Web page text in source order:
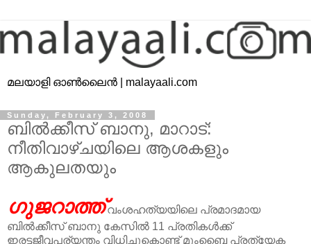
മലയാളി ഓൺലൈൻ | malayaali.com
Sunday, February 3, 2008
ബില്‍ക്കീസ് ബാനു, മാറാട്:
നീതിവാഴ്ചയിലെ ആശകളും
ആകുലതയും
ഗുജറാത്ത് വംശഹത്യയിലെ പ്രമാദമായ
ബില്‍ക്കീസ് ബാനു കേസില്‍ 11 പ്രതികള്‍ക്ക്
ഇരട്ടജീവപര്യന്തം വിധിച്ചുകൊണ്ട് മുംബൈ പ്രത്യേക